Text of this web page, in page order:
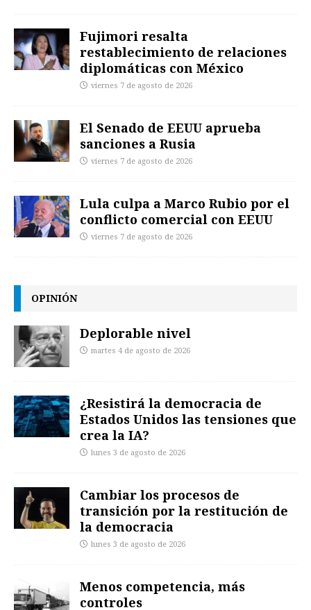
Fujimori resalta
restablecimiento de relaciones
diplomáticas con México
viernes 7 de agosto de 2026
El Senado de EEUU aprueba
sanciones a Rusia
viernes 7 de agosto de 2026
Lula culpa a Marco Rubio por el
conflicto comercial con EEUU
viernes 7 de agosto de 2026
OPINIÓN
Deplorable nivel
martes 4 de agosto de 2026
¿Resistirá la democracia de
Estados Unidos las tensiones que
crea la IA?
lunes 3 de agosto de 2026
Cambiar los procesos de
transición por la restitución de
la democracia
lunes 3 de agosto de 2026
Menos competencia, más
controles